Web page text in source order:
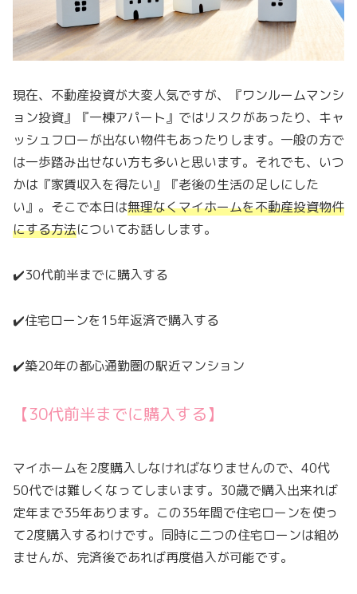
現在、不動産投資が大変人気ですが、『ワンルームマンシ
ョン投資』『一棟アパート』ではリスクがあったり、キャ
ッシュフローが出ない物件もあったりします。一般の方で
は一歩踏み出せない方も多いと思います。それでも、いつ
かは『家賃収入を得たい』『老後の生活の足しにした
い』。そこで本日は無理なくマイホームを不動産投資物件
にする方法についてお話しします。
✔️30代前半までに購入する
✔️住宅ローンを15年返済で購入する
✔️築20年の都心通勤圏の駅近マンション
【30代前半までに購入する】
マイホームを2度購入しなければなりませんので、40代
50代では難しくなってしまいます。30歳で購入出来れば
定年まで35年あります。この35年間で住宅ローンを使っ
て2度購入するわけです。同時に二つの住宅ローンは組め
ませんが、完済後であれば再度借入が可能です。